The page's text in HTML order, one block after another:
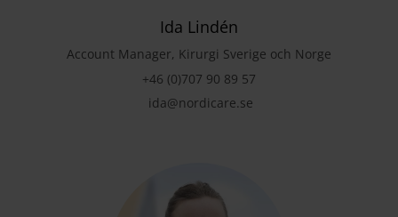
Ida Lindén
Account Manager, Kirurgi Sverige och Norge
+46 (0)707 90 89 57
ida@nordicare.se